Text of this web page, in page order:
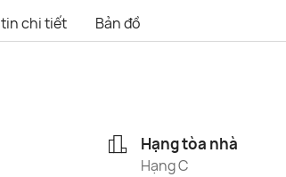
chi tiết Bản đồ
Hạng tòa nhà
Hạng C